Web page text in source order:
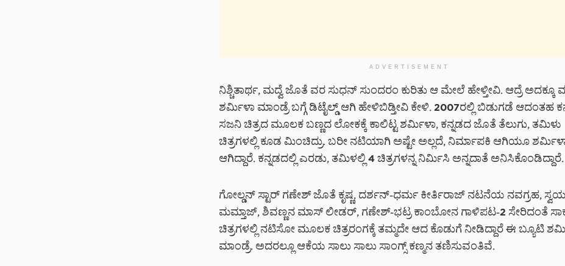
ADVERTISEMENT
ನಿಶ್ಚಿತಾರ್ಥ, ಮದ್ವೆ ಜೊತೆ ವರ ಸುಧನ್ ಸುಂದರಂ ಕುರಿತು ಆ ಮೇಲೆ ಹೇಳ್ತೀವಿ. ಆದ್ರೆ ಅದಕ್ಕೂ
ಶರ್ಮಿಳಾ ಮಾಂಡ್ರೆ ಬಗ್ಗೆ ಡಿಟೈಲ್ಡ್ ಆಗಿ ಹೇಳಿಬಿಡ್ತೀವಿ ಕೇಳಿ. 2007ರಲ್ಲಿ ಬಿಡುಗಡೆ ಆದಂತಹ
ಸಜನಿ ಚಿತ್ರದ ಮೂಲಕ ಬಣ್ಣದ ಲೋಕಕ್ಕೆ ಕಾಲಿಟ್ಟ ಶರ್ಮಿಳಾ, ಕನ್ನಡದ ಜೊತೆ ತೆಲುಗು, ತಮಿಳು
ಚಿತ್ರಗಳಲ್ಲಿ ಕೂಡ ಮಿಂಚಿದ್ರು. ಬರೀ ನಟಿಯಾಗಿ ಅಷ್ಟೇ ಅಲ್ಲದೆ, ನಿರ್ಮಾಪಕಿ ಆಗಿಯೂ
ಆಗಿದ್ದಾರೆ. ಕನ್ನಡದಲ್ಲಿ ಎರಡು, ತಮಿಳಲ್ಲಿ 4 ಚಿತ್ರಗಳನ್ನ ನಿರ್ಮಿಸಿ ಅನ್ನದಾತೆ ಅನಿಸಿಕೊಂಡಿದ್ದಾರೆ.
ಗೋಲ್ಡನ್ ಸ್ಟಾರ್ ಗಣೇಶ್ ಜೊತೆ ಕೃಷ್ಣ, ದರ್ಶನ್-ಧರ್ಮ ಕೀರ್ತಿರಾಜ್ ನಟನೆಯ ನವಗ್ರಹ,
ಮಮ್ತಾಜ್, ಶಿವಣ್ಣನ ಮಾಸ್ ಲೀಡರ್, ಗಣೇಶ್-ಭಟ್ರ ಕಾಂಬೋನ ಗಾಳಿಪಟ-2 ಸೇರಿದಂತೆ
ಚಿತ್ರಗಳಲ್ಲಿ ನಟಿಸೋ ಮೂಲಕ ಚಿತ್ರರಂಗಕ್ಕೆ ತಮ್ಮದೇ ಆದ ಕೊಡುಗೆ ನೀಡಿದ್ದಾರೆ ಈ ಬ್ಯೂಟಿ
ಮಾಂಡ್ರೆ. ಅದರಲ್ಲೂ ಆಕೆಯ ಸಾಲು ಸಾಲು ಸಾಂಗ್ಸ್ ಕಣ್ಮನ ತಣಿಸುವಂತಿವೆ.